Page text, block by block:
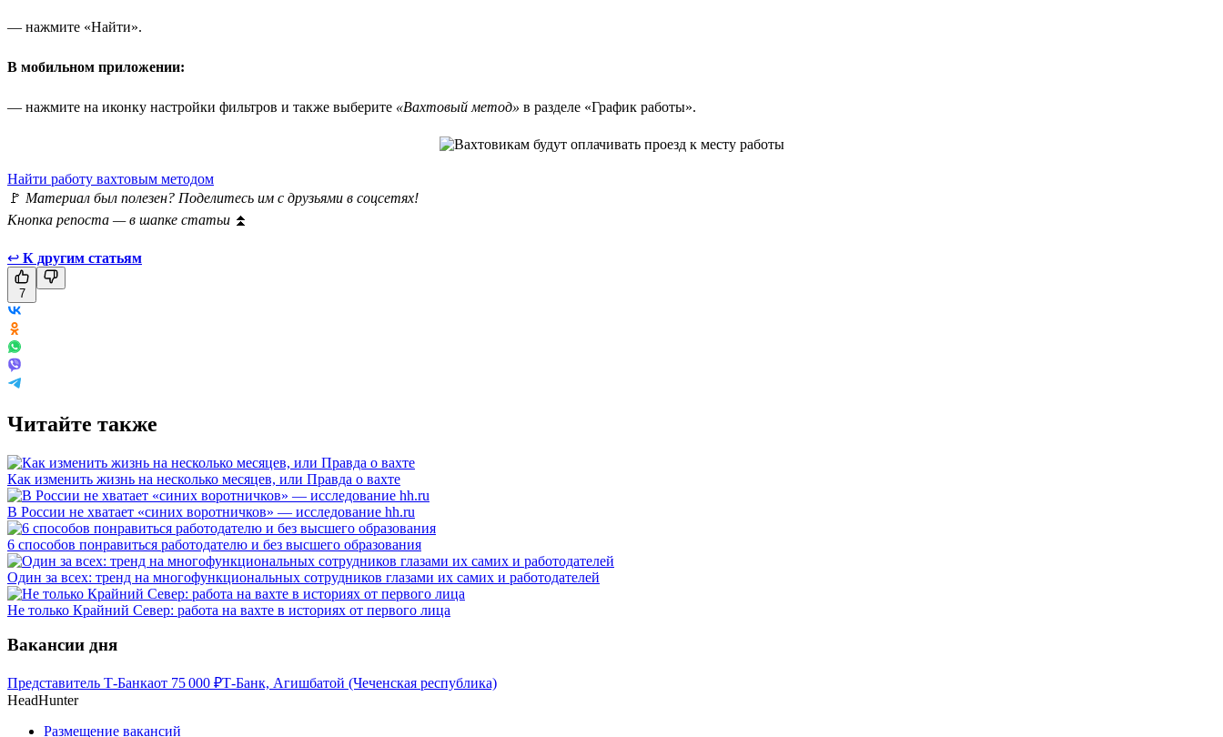
— нажмите «Найти».
В мобильном приложении:
— нажмите на иконку настройки фильтров и также выберите «Вахтовый метод» в разделе «График работы».
Найти работу вахтовым методом
🚩 Материал был полезен? Поделитесь им с друзьями в соцсетях!
Кнопка репоста — в шапке статьи ⏫
↩ К другим статьям
7
Читайте также
Как изменить жизнь на несколько месяцев, или Правда о вахте
В России не хватает «синих воротничков» — исследование hh.ru
6 способов понравиться работодателю и без высшего образования
Один за всех: тренд на многофункциональных сотрудников глазами их самих и работодателей
Не только Крайний Север: работа на вахте в историях от первого лица
Вакансии дня
Представитель Т-Банкаот 75 000 ₽Т-Банк, Агишбатой (Чеченская республика)
HeadHunter
Размещение вакансий